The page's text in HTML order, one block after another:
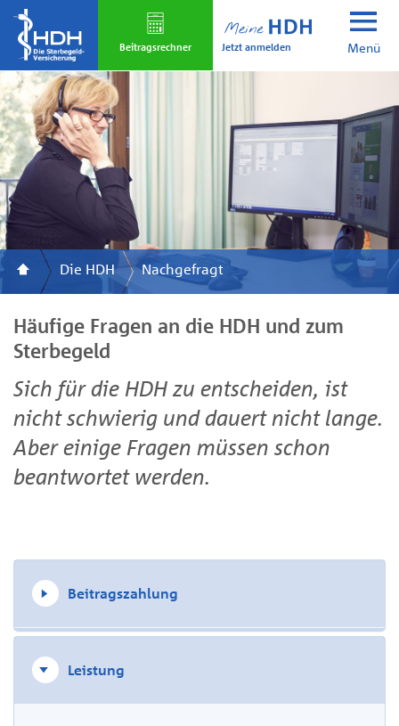
Skip
main
content
Beitrags­rechner Jetzt anmelden Menü
Die HDH Nachgefragt
Häufige Fragen an die HDH und zum
Sterbegeld
Sich für die HDH zu entscheiden, ist
nicht schwierig und dauert nicht lange.
Aber einige Fragen müssen schon
beantwortet werden.
Beitragszahlung
Leistung